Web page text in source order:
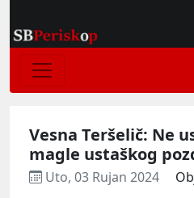
Vesna Teršelič: Ne
magle ustaškog
Uto, 03 Rujan 2024